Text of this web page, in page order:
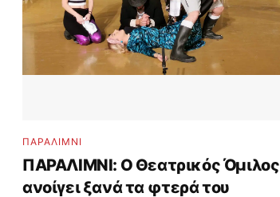
ΠΑΡΑΛΊΜΝΙ
ΠΑΡΑΛΙΜΝΙ: Ο Θεατρικός Όμιλος
ανοίγει ξανά τα φτερά του